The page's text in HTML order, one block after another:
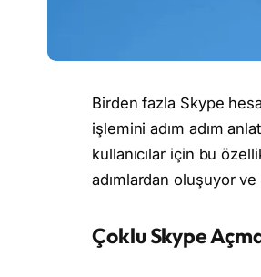
Birden fazla Skype
işlemini adım adım
kullanıcılar için bu
adımlardan oluşuyor
Çoklu Skype